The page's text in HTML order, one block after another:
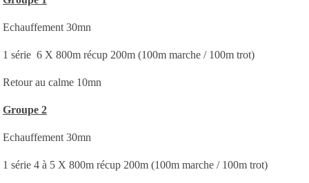
Echauffement 30mn
1 série 6 X 800m récup 200m (100m marche / 100m trot)
Retour au calme 10mn
Groupe 2
Echauffement 30mn
1 série 4 à 5 X 800m récup 200m (100m marche / 100m trot)